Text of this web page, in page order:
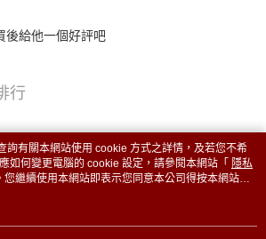
後給他一個好評吧
行
詢有關本網站使用 cookie 方式之詳情，及若您不希
如何變更電腦的 cookie 設定，請參閱本網站「 隱私
您繼續使用本網站即表示您同意本公司得按本網站使
。